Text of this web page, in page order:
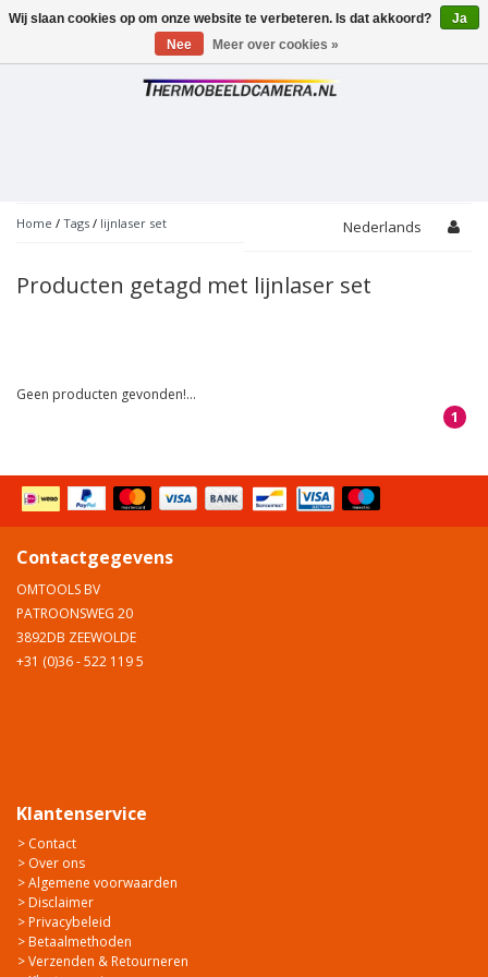
Toggle
Home / Tags / lijnlaser set Nederlands
Producten getagd met lijnlaser set
Geen producten gevonden!...
1
Contactgegevens
OMTOOLS BV
PATROONSWEG 20
3892DB ZEEWOLDE
+31 (0)36 - 522 119 5
Klantenservice
> Contact
> Over ons
> Algemene voorwaarden
> Disclaimer
> Privacybeleid
> Betaalmethoden
> Verzenden & Retourneren
Wij slaan cookies op om onze website te verbeteren. Is dat akkoord?
Ja
Nee
Meer over cookies »